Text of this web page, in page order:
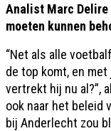
Analist Marc Delire
moeten kunnen
“Net als alle
de top komt, en
vertrekt hij nu al?”,
ook naar het beleid
bij Anderlecht zou